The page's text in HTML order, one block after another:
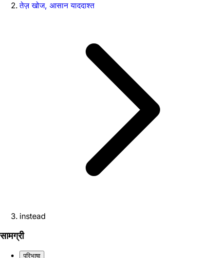
तेज़ खोज, आसान याददाश्त
instead
सामग्री
परिभाषा